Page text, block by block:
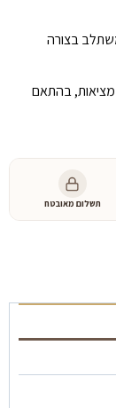
בצורה
במציאות, בהתאם
תשלום מאובטח